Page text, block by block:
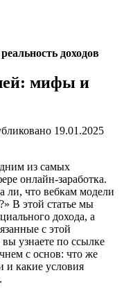
доходов
мифы и
19.01.2025
из самых
онлайн-заработка.
ли, что вебкам модели
В этой статье мы
дохода, а
с этой
узнаете по ссылке
с основ: что же
и какие условия